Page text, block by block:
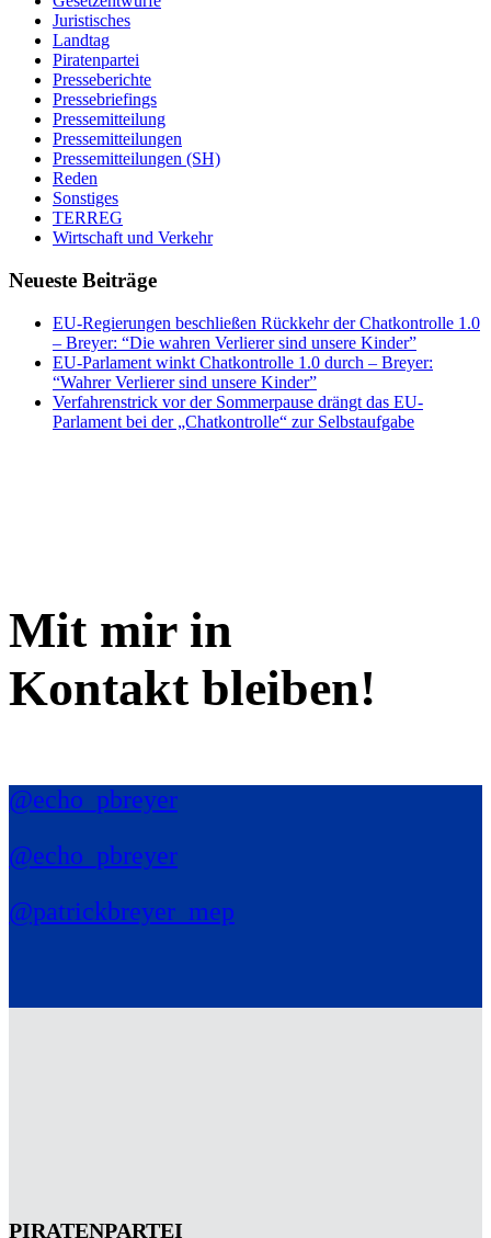
Juristisches
Landtag
Piratenpartei
Presseberichte
Pressebriefings
Pressemitteilung
Pressemitteilungen
Pressemitteilungen (SH)
Reden
Sonstiges
TERREG
Wirtschaft und Verkehr
Neueste Beiträge
EU-Regierungen beschließen Rückkehr der Chatkontrolle 1.0
– Breyer: “Die wahren Verlierer sind unsere Kinder”
EU-Parlament winkt Chatkontrolle 1.0 durch – Breyer:
“Wahrer Verlierer sind unsere Kinder”
Verfahrenstrick vor der Sommerpause drängt das EU-
Parlament bei der „Chatkontrolle“ zur Selbstaufgabe
Mit mir in
Kontakt bleiben!
@echo_pbreyer
@echo_pbreyer
@patrickbreyer_mep
PIRATENPARTEI